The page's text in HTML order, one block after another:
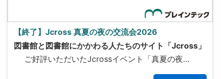
【終了】Jcross 真夏の夜の交流会2026
図書館と図書館にかかわる人たちのサイト「Jcross」
ご好評いただいたJcrossイベント「真夏の夜…